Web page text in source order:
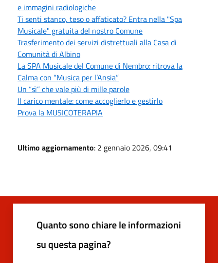
e immagini radiologiche
Ti senti stanco, teso o affaticato? Entra nella "Spa
Musicale" gratuita del nostro Comune
Trasferimento dei servizi distrettuali alla Casa di
Comunità di Albino
La SPA Musicale del Comune di Nembro: ritrova la
Calma con “Musica per l’Ansia”
Un “sì” che vale più di mille parole
Il carico mentale: come accoglierlo e gestirlo
Prova la MUSICOTERAPIA
Ultimo aggiornamento: 2 gennaio 2026, 09:41
Quanto sono chiare le informazioni
su questa pagina?